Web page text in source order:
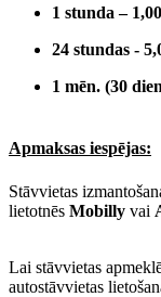
1 stunda –
24 stundas -
1 mēn. (30
Apmaksas iespējas:
Stāvvietas
lietotnēs Mobilly vai
Lai stāvvietas
autostāvvietas